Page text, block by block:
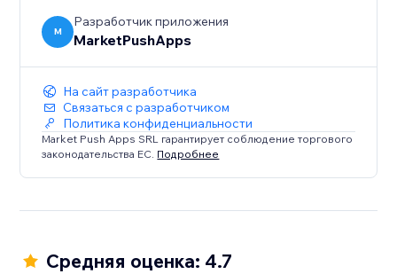
M
Разработчик приложения
MarketPushApps
На сайт разработчика
Связаться с разработчиком
Политика конфиденциальности
Market Push Apps SRL гарантирует соблюдение торгового
законодательства ЕС. Подробнее
Средняя оценка: 4.7